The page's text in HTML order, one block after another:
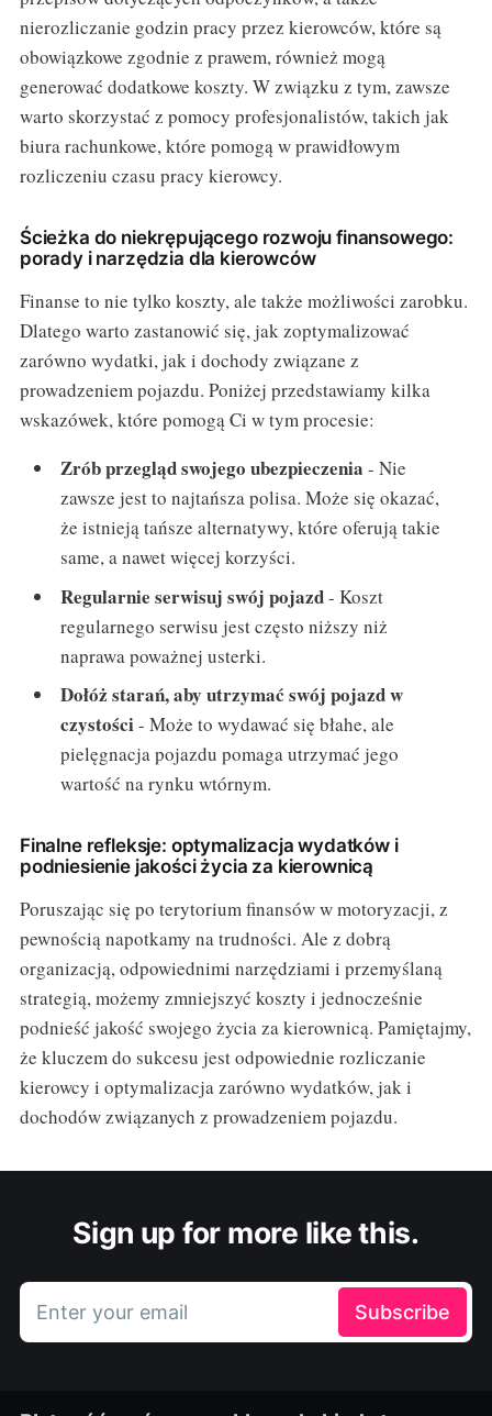
nierozliczanie godzin pracy przez kierowców, które są
obowiązkowe zgodnie z prawem, również mogą
generować dodatkowe koszty. W związku z tym, zawsze
warto skorzystać z pomocy profesjonalistów, takich jak
biura rachunkowe, które pomogą w prawidłowym
rozliczeniu czasu pracy kierowcy.
Ścieżka do niekrępującego rozwoju finansowego:
porady i narzędzia dla kierowców
Finanse to nie tylko koszty, ale także możliwości zarobku.
Dlatego warto zastanowić się, jak zoptymalizować
zarówno wydatki, jak i dochody związane z
prowadzeniem pojazdu. Poniżej przedstawiamy kilka
wskazówek, które pomogą Ci w tym procesie:
Zrób przegląd swojego ubezpieczenia - Nie
zawsze jest to najtańsza polisa. Może się okazać,
że istnieją tańsze alternatywy, które oferują takie
same, a nawet więcej korzyści.
Regularnie serwisuj swój pojazd- Koszt
regularnego serwisu jest często niższy niż
naprawa poważnej usterki.
Dołóż starań, aby utrzymać swój pojazd w
czystości- Może to wydawać się błahe, ale
pielęgnacja pojazdu pomaga utrzymać jego
wartość na rynku wtórnym.
Finalne refleksje: optymalizacja wydatków i
podniesienie jakości życia za kierownicą
Poruszając się po terytorium finansów w motoryzacji, z
pewnością napotkamy na trudności. Ale z dobrą
organizacją, odpowiednimi narzędziami i przemyślaną
strategią, możemy zmniejszyć koszty i jednocześnie
podnieść jakość swojego życia za kierownicą. Pamiętajmy,
że kluczem do sukcesu jest odpowiednie rozliczanie
kierowcy i optymalizacja zarówno wydatków, jak i
dochodów związanych z prowadzeniem pojazdu.
Sign up for more like this.
Enter your email Subscribe